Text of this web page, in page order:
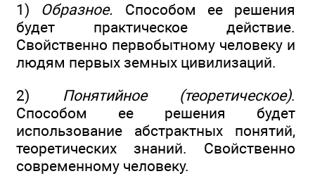
1) Образное. Способом ее решения
будет практическое действие.
Свойственно первобытному человеку и
людям первых земных цивилизаций.
2) Понятийное (теоретическое).
Способом ее решения будет
использование абстрактных понятий,
теоретических знаний. Свойственно
современному человеку.